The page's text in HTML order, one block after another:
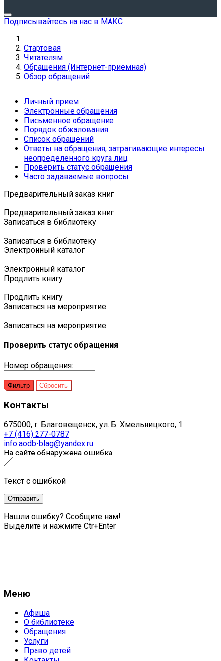
Подписывайтесь на нас в МАКС
Стартовая
Читателям
Обращения (Интернет-приёмная)
Обзор обращений
Личный прием
Электронные обращения
Письменное обращение
Порядок обжалования
Список обращений
Ответы на обращения, затрагивающие интересы
неопределенного круга лиц
Проверить статус обращения
Часто задаваемые вопросы
Предварительный заказ книг
Предварительный заказ книг
Записаться в библиотеку
Записаться в библиотеку
Электронный каталог
Электронный каталог
Продлить книгу
Продлить книгу
Записаться на мероприятие
Записаться на мероприятие
Проверить статус обращения
Номер обращения:
Контакты
675000, г. Благовещенск, ул. Б. Хмельницкого, 1
+7 (416) 277-0787
info.aodb-blag@yandex.ru
На сайте обнаружена ошибка
Текст с ошибкой
Нашли ошибку? Сообщите нам!
Выделите и нажмите Ctr+Enter
Меню
Афиша
О библиотеке
Обращения
Услуги
Право детей